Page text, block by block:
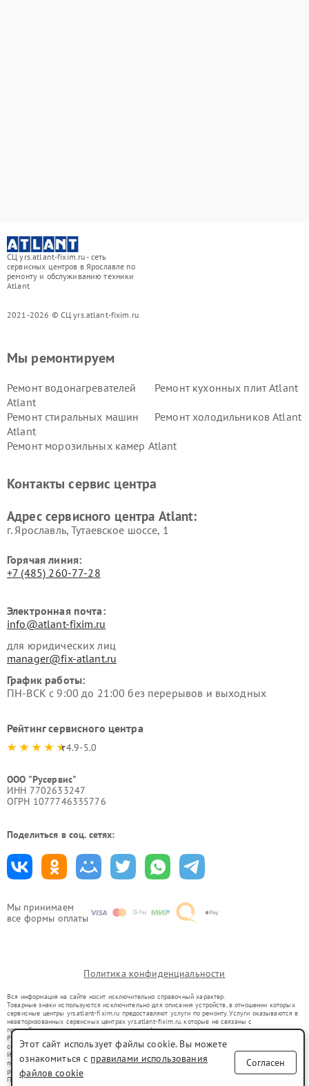
СЦ yrs.atlant-fixim.ru - сеть
сервисных центров в Ярославле по
ремонту и обслуживанию техники
Atlant
2021-2026 © СЦ yrs.atlant-fixim.ru
Мы принимаем
все формы оплаты
Мы ремонтируем
Ремонт водонагревателей
Atlant
Ремонт кухонных плит Atlant
Ремонт стиральных машин
Atlant
Ремонт холодильников Atlant
Ремонт морозильных камер Atlant
Контакты сервис центра
Адрес сервисного центра Atlant:
г. Ярославль, Тутаевское шоссе, 1
Горячая линия:
+7 (485) 260-77-28
Электронная почта:
info@atlant-fixim.ru
для юридических лиц
manager@fix-atlant.ru
График работы:
ПН-ВСК с 9:00 до 21:00 без перерывов и выходных
Рейтинг сервисного центра
4.9-5.0
ООО "Русервис"
ИНН 7702633247
ОГРН 1077746335776
Поделиться в соц. сетях:
Политика конфиденциальности
Вся информация на сайте носит исключительно справочный характер.
Товарные знаки используются исключительно для описания устройств, в отношении которых
сервисные центры yrs.atlant-fixim.ru предоставляют услуги по ремонту. Услуги оказываются в
неавторизованных сервисных центрах yrs.atlant-fixim.ru, которые не связаны с
правообладателями товарных знаков или их официальными представителями.
Ремонт осуществляется для устройств, уже введенных в гражданский оборот в соответствии
со статьей 1487 ГК РФ.
Использование товарных знаков не преследует цели индивидуализации услуг или введения
потребителей в заблуждение, а служит для информирования о предоставляемых услугах по
ремонту техники указанных брендов.
Представленная на сайте информация не является публичной офертой, определяемой
Этот сайт использует файлы cookie. Вы можете
ознакомиться с правилами использования
файлов cookie
Согласен